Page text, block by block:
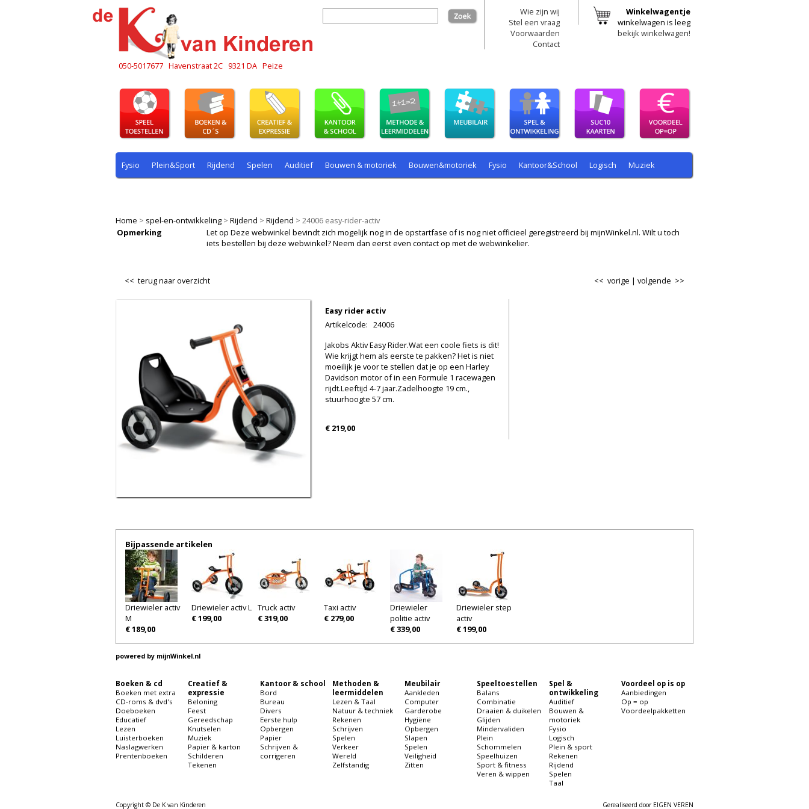
050-5017677 Havenstraat 2C 9321 DA Peize
zoek
Wie zijn wij
Stel een vraag
Voorwaarden
Contact
Winkelwagentje
winkelwagen is leeg
bekijk winkelwagen!
Fysio Plein&Sport Rijdend Spelen Auditief Bouwen & motoriek Bouwen&motoriek Fysio Kantoor&School Logisch Muziek
Home > spel-en-ontwikkeling > Rijdend > Rijdend > 24006 easy-rider-activ
Opmerking
Let op Deze webwinkel bevindt zich mogelijk nog in de opstartfase of is nog niet officieel geregistreerd bij mijnWinkel.nl. Wilt u toch
iets bestellen bij deze webwinkel? Neem dan eerst even contact op met de webwinkelier.
<< terug naar overzicht volgende >>
<< vorige |
Easy rider activ
Artikelcode: 24006
Jakobs Aktiv Easy Rider.Wat een coole fiets is dit!
Wie krijgt hem als eerste te pakken? Het is niet
moeilijk je voor te stellen dat je op een Harley
Davidson motor of in een Formule 1 racewagen
rijdt.Leeftijd 4-7 jaar.Zadelhoogte 19 cm.,
stuurhoogte 57 cm.
€ 219,00
Bijpassende artikelen
Driewieler activ
M
€ 189,00
Driewieler activ L
€ 199,00
Truck activ
€ 319,00
Taxi activ
€ 279,00
Driewieler
politie activ
€ 339,00
Driewieler step
activ
€ 199,00
powered by mijnWinkel.nl
Boeken & cd
Boeken met extra
CD-roms & dvd's
Doeboeken
Educatief
Lezen
Luisterboeken
Naslagwerken
Prentenboeken
Creatief &
expressie
Beloning
Feest
Gereedschap
Knutselen
Muziek
Papier & karton
Schilderen
Tekenen
Kantoor & school
Bord
Bureau
Divers
Eerste hulp
Opbergen
Papier
Schrijven &
corrigeren
Methoden &
leermiddelen
Lezen & Taal
Natuur & techniek
Rekenen
Schrijven
Spelen
Verkeer
Wereld
Zelfstandig
Meubilair
Aankleden
Computer
Garderobe
Hygiëne
Opbergen
Slapen
Spelen
Veiligheid
Zitten
Speeltoestellen
Balans
Combinatie
Draaien & duikelen
Glijden
Mindervaliden
Plein
Schommelen
Speelhuizen
Sport & fitness
Veren & wippen
Spel &
ontwikkeling
Auditief
Bouwen &
motoriek
Fysio
Logisch
Plein & sport
Rekenen
Rijdend
Spelen
Taal
Voordeel op is op
Aanbiedingen
Op = op
Voordeelpakketten
Copyright © De K van Kinderen Gerealiseerd door EIGEN VEREN